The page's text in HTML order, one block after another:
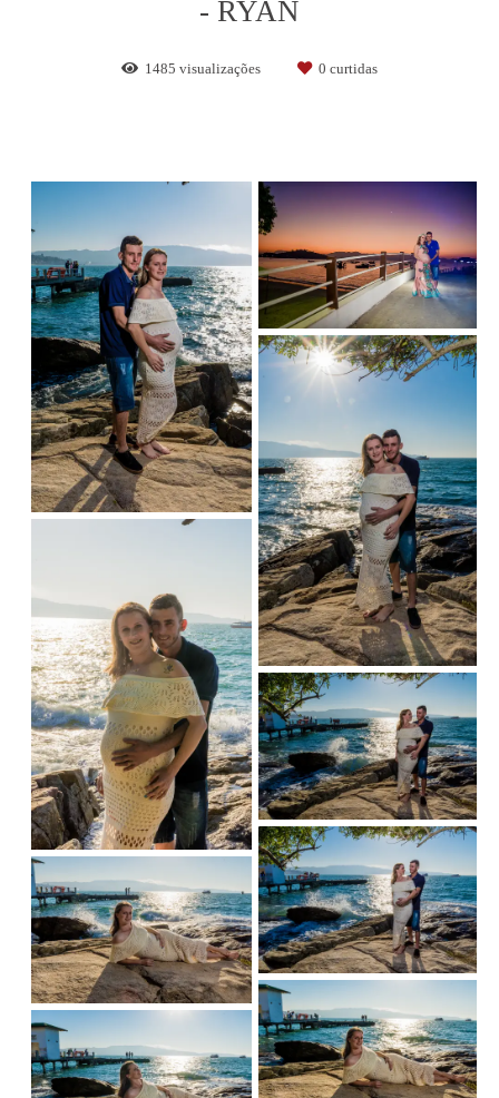
- RYAN
1485 visualizações 0 curtidas